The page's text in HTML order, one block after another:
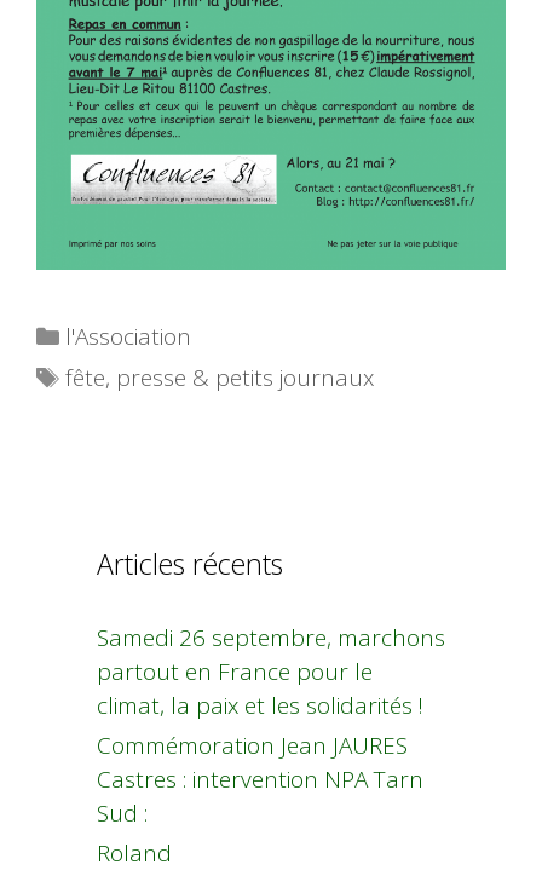
Catégories
l'Association
Étiquettes
fête, presse & petits journaux
Articles récents
Samedi 26 septembre, marchons
partout en France pour le
climat, la paix et les solidarités !
Commémoration Jean JAURES
Castres : intervention NPA Tarn
Sud :
Roland